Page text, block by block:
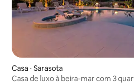
Casa ⋅ Sarasota
Casa de luxo à beira-mar com 3